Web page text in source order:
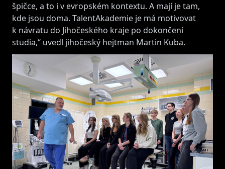
špičce, a to i v evropském kontextu. A mají je tam,
kde jsou doma. TalentAkademie je má motivovat
k návratu do Jihočeského kraje po dokončení
studia,“ uvedl jihočeský hejtman Martin Kuba.